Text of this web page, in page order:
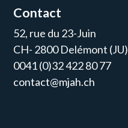
Contact
52, rue du 23-Juin
CH- 2800 Delémont (JU)
0041 (0)32 422 80 77
contact@mjah.ch